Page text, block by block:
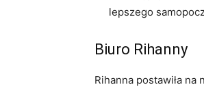
lepszego
Biuro ​Rihanny
Rihanna postawiła